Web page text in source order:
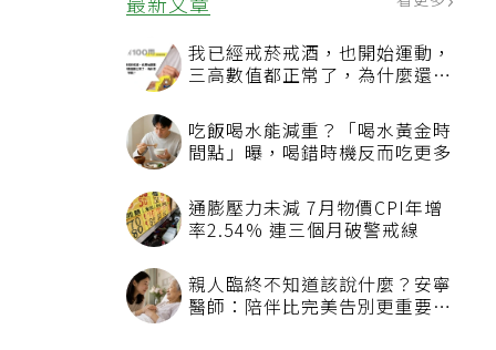
最新文章 看更多
我已經戒菸戒酒，也開始運動，
三高數值都正常了，為什麼還不
吃飯喝水能減重？「喝水黃金時
間點」曝，喝錯時機反而吃更多
通膨壓力未減 7月物價CPI年增
率2.54% 連三個月破警戒線
親人臨終不知道該說什麼？安寧
醫師：陪伴比完美告別更重要，